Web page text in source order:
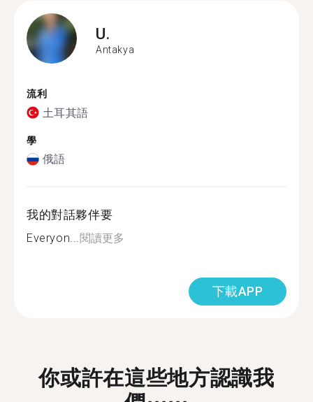
U.
Antakya
流利
土耳其語
學
俄語
我的對話夥伴要
Everyon...閱讀更多
下載APP
你或許在這些地方認識我